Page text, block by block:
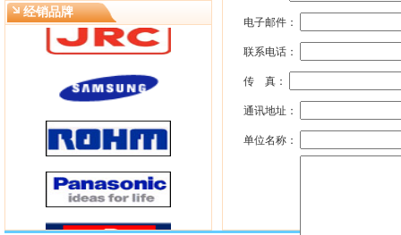
经销品牌
电子邮件：
联系电话：
传 真：
通讯地址：
单位名称：